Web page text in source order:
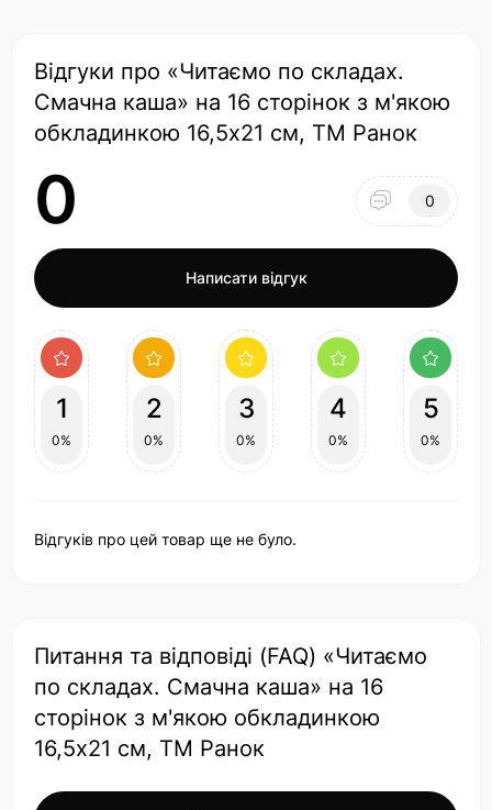
Відгуки про «Читаємо по складах.
Смачна каша» на 16 сторінок з м'якою
обкладинкою 16,5х21 см, ТМ Ранок
0 0
Написати відгук
1
0%
2
0%
3
0%
4
0%
5
0%
Відгуків про цей товар ще не було.
Питання та відповіді (FAQ) «Читаємо
по складах. Смачна каша» на 16
сторінок з м'якою обкладинкою
16,5х21 см, ТМ Ранок